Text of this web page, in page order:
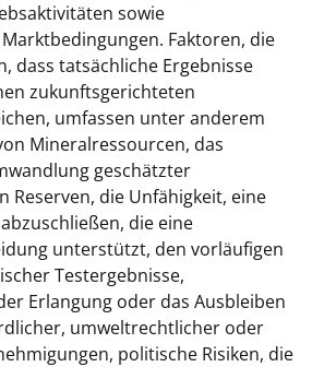
sowie
Faktoren, die
dass tatsächliche Ergebnisse
zukunftsgerichteten
umfassen unter anderem
Mineralressourcen, das
geschätzter
Reserven, die Unfähigkeit, eine
die eine
unterstützt, den vorläufigen
Testergebnisse,
Erlangung oder das Ausbleiben
umweltrechtlicher oder
politische Risiken, die